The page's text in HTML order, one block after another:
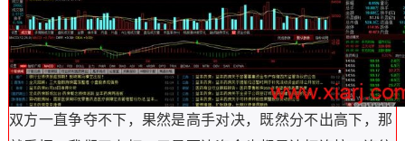
双方一直争夺不下，果然是高手对决，既然分不出高下，那